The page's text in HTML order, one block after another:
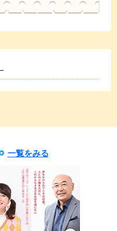
一覧をみる